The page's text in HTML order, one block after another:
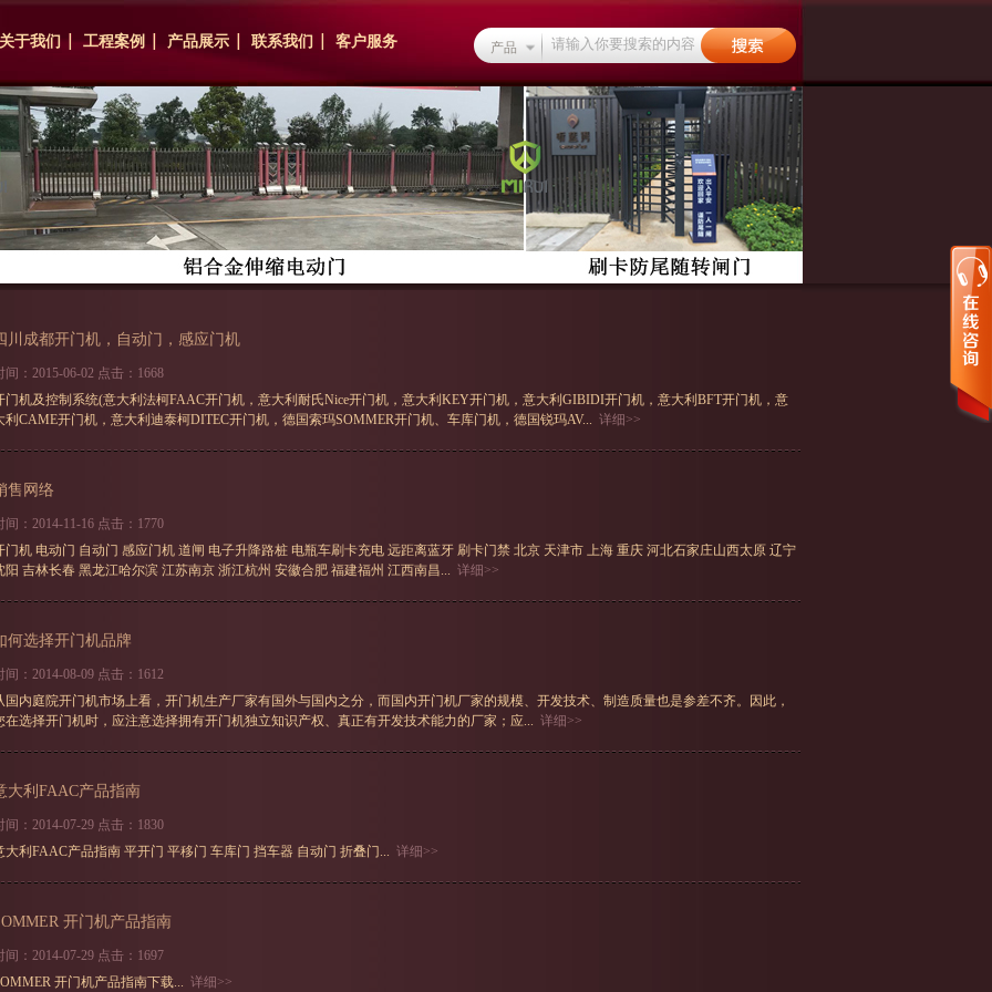
于我们 工程案例 产品展示 联系我们 客户服务 产品
川成都开门机，自动门，感应门机
间：2015-06-02 点击：1668
门机及控制系统(意大利法柯FAAC开门机，意大利耐氏Nice开门机，意大利KEY开门机，意大利GIBIDI开门机，意大利BFT开门机，意
利CAME开门机，意大利迪泰柯DITEC开门机，德国索玛SOMMER开门机、车库门机，德国锐玛AV... 详细>>
售网络
间：2014-11-16 点击：1770
门机 电动门 自动门 感应门机 道闸 电子升降路桩 电瓶车刷卡充电 远距离蓝牙 刷卡门禁 北京 天津市 上海 重庆 河北石家庄山西太原 辽宁
阳 吉林长春 黑龙江哈尔滨 江苏南京 浙江杭州 安徽合肥 福建福州 江西南昌... 详细>>
何选择开门机品牌
间：2014-08-09 点击：1612
国内庭院开门机市场上看，开门机生产厂家有国外与国内之分，而国内开门机厂家的规模、开发技术、制造质量也是参差不齐。因此，
在选择开门机时，应注意选择拥有开门机独立知识产权、真正有开发技术能力的厂家；应... 详细>>
大利FAAC产品指南
间：2014-07-29 点击：1830
大利FAAC产品指南 平开门 平移门 车库门 挡车器 自动门 折叠门... 详细>>
开门机产品指南
间：2014-07-29 点击：1697
开门机产品指南下载... 详细>>